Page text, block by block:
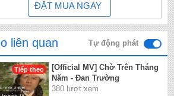
ĐẶT MUA NGAY
liên quan Tự động phát
Tiếp theo
[Official MV] Chờ Trên Tháng
Năm - Đan Trường
380 lượt xem